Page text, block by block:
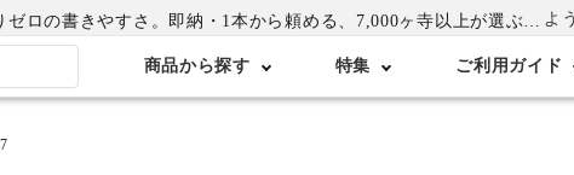
の書きやすさ。即納・1本から頼める、7,000ヶ寺以上が選ぶ卒塔婆専門店 よ
商品から探す 特集 ご利用ガイド